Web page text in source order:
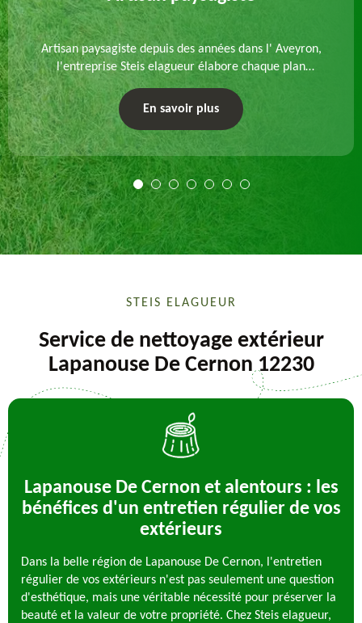
Artisan paysagiste depuis des années dans l' Aveyron,
l'entreprise Steis elagueur élabore chaque plan
d'aménagement paysager et exécute les travaux
afférents. Devis gratuit et sur mesure.
En savoir plus
STEIS ELAGUEUR
Service de nettoyage extérieur
Lapanouse De Cernon 12230
Lapanouse De Cernon et alentours : les
bénéfices d'un entretien régulier de vos
extérieurs
Dans la belle région de Lapanouse De Cernon, l'entretien
régulier de vos extérieurs n'est pas seulement une question
d'esthétique, mais une véritable nécessité pour préserver la
beauté et la valeur de votre propriété. Chez Steis elagueur,